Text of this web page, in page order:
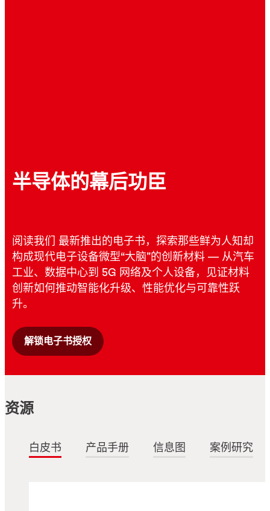
半导体的幕后功臣
阅读我们 最新推出的电子书，探索那些鲜为人知却
构成现代电子设备微型“大脑”的创新材料 — 从汽车
工业、数据中心到 5G 网络及个人设备，见证材料
创新如何推动智能化升级、性能优化与可靠性跃
升。
解锁电子书授权
资源
白皮书 产品手册 信息图 案例研究